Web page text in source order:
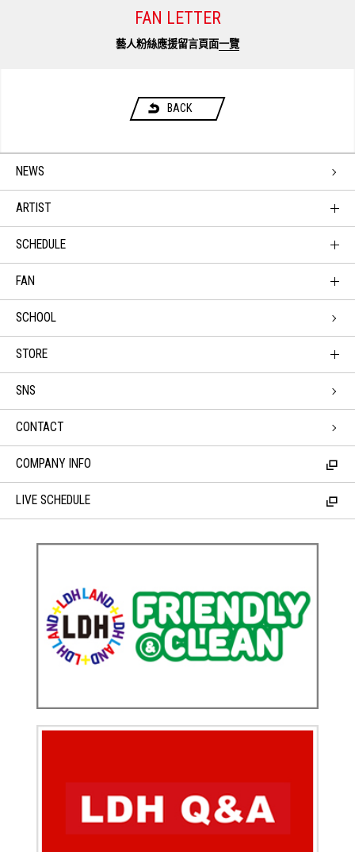
FAN LETTER
藝人粉絲應援留言頁面一覽
BACK
NEWS
ARTIST
SCHEDULE
FAN
SCHOOL
STORE
SNS
CONTACT
COMPANY INFO
LIVE SCHEDULE